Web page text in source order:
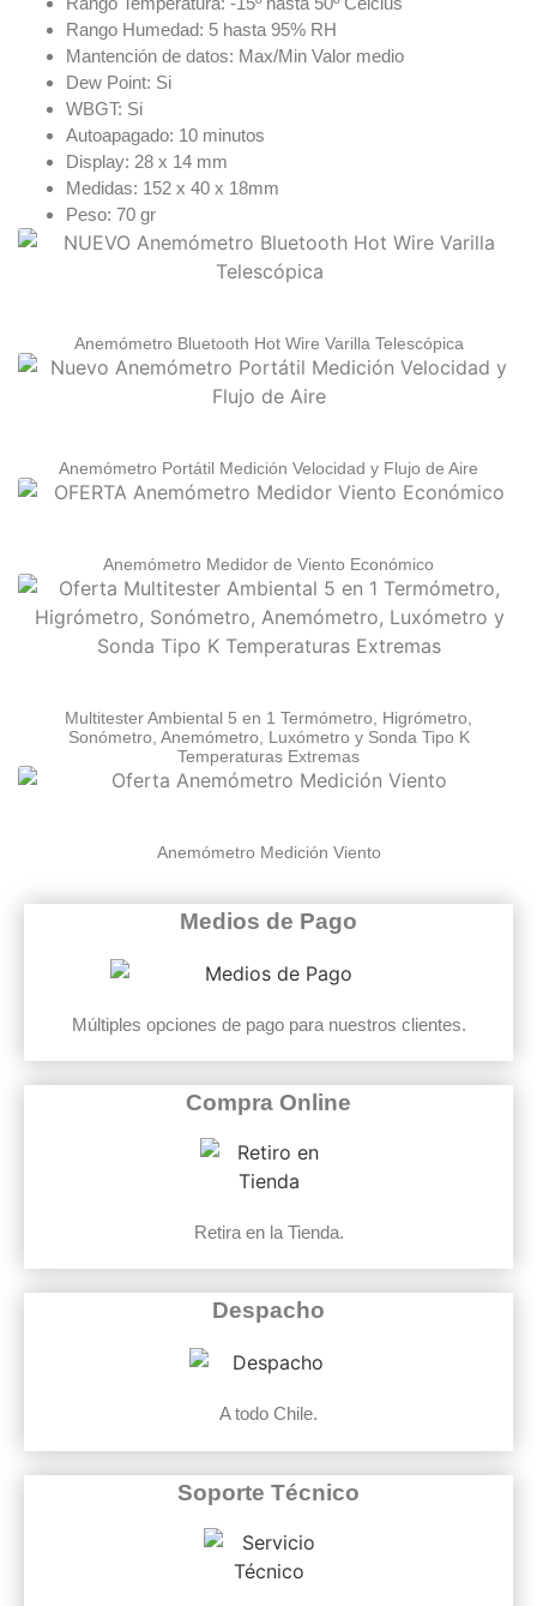
Rango Humedad: 5 hasta 95% RH
Mantención de datos: Max/Min Valor medio
Dew Point: Si
WBGT: Si
Autoapagado: 10 minutos
Display: 28 x 14 mm
Medidas: 152 x 40 x 18mm
Peso: 70 gr
Anemómetro Bluetooth Hot Wire Varilla Telescópica
Anemómetro Portátil Medición Velocidad y Flujo de Aire
Anemómetro Medidor de Viento Económico
Multitester Ambiental 5 en 1 Termómetro, Higrómetro,
Sonómetro, Anemómetro, Luxómetro y Sonda Tipo K
Temperaturas Extremas
Anemómetro Medición Viento
Medios de Pago
Múltiples opciones de pago para nuestros clientes.
Compra Online
Retira en la Tienda.
Despacho
A todo Chile.
Soporte Técnico